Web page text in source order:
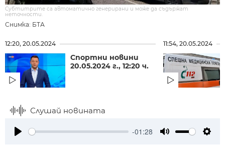
Снимка: БТА
Субтитрите са автоматично генерирани и може да съдържат
неточности.
12:20, 20.05.2024
Спортни новини
20.05.2024 г., 12:20 ч.
11:54, 20.05.2024
Слушай новината
-01:28